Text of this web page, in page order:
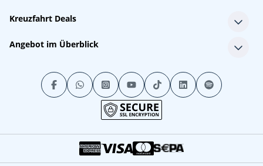
Kreuzfahrt Deals
Single-Kreuzfahrten
Kreuzfahrt mit Kindern
Minikreuzfahrten
Stornokabinen
Luxuskreuzfahrten
Angebot im Überblick
Alle Schiffe
Alle Reiseziele
Kreuzfahrtpakete